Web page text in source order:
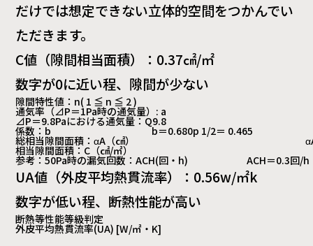
だけでは想定できない立体的空間をつかんでい
ただきます。
C値（隙間相当面積）：0.37㎠/㎡
数字が0に近い程、隙間が少ない
隙間特性値：n( 1 ≦ n ≦ 2 )
通気率（⊿P＝1Pa時の通気量）: a
⊿P＝9.8Paにおける通気量：Q9.8
係数：b b＝0.680p 1/2＝ 0.465
総相当隙間面積：αA（㎠）
相当隙間面積：C（㎠/㎡）
参考：50Pa時の漏気回数：ACH(回・h) ACH＝0.3回/
UA値（外皮平均熱貫流率）：0.56w/㎡k
数字が低い程、断熱性能が高い
断熱等性能等級判定
外皮平均熱貫流率(UA) [W/㎡・K]